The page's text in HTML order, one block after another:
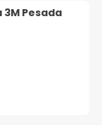
3M Pesada